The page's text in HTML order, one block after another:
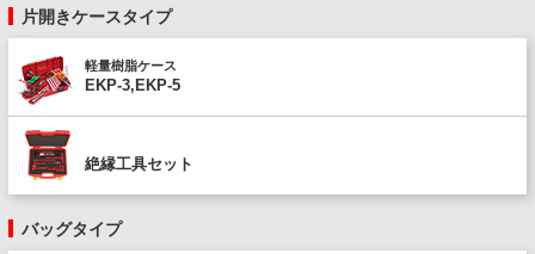
片開きケースタイプ
軽量樹脂ケース
EKP-3,EKP-5
絶縁工具セット
バッグタイプ